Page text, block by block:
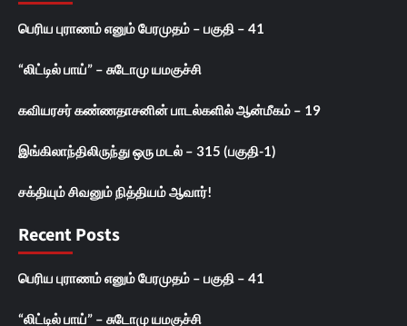
பெரிய புராணம் எனும் பேரமுதம் – பகுதி – 41
“லிட்டில் பாய்” – சுடோமு யமகுச்சி
கவியரசர் கண்ணதாசனின் பாடல்களில் ஆன்மீகம் – 19
இங்கிலாந்திலிருந்து ஒரு மடல் – 315 (பகுதி-1)
சக்தியும் சிவனும் நித்தியம் ஆவார்!
Recent Posts
பெரிய புராணம் எனும் பேரமுதம் – பகுதி – 41
“லிட்டில் பாய்” – சுடோமு யமகுச்சி